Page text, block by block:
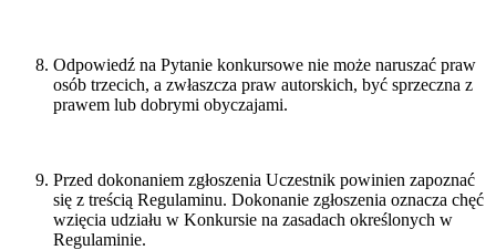
Odpowiedź na Pytanie konkursowe nie może naruszać praw
osób trzecich, a zwłaszcza praw autorskich, być sprzeczna z
prawem lub dobrymi obyczajami.
Przed dokonaniem zgłoszenia Uczestnik powinien zapoznać
się z treścią Regulaminu. Dokonanie zgłoszenia oznacza chęć
wzięcia udziału w Konkursie na zasadach określonych w
Regulaminie.